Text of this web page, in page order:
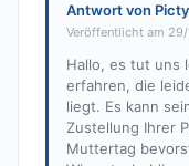
Antwort von
Veröffentlicht am
Hallo, es tut uns
erfahren, die
liegt. Es kann
Zustellung Ihrer
Muttertag